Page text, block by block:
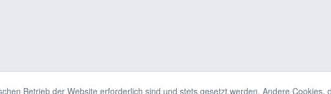
Betrieb der Website erforderlich sind und stets gesetzt werden. Andere Cookies,